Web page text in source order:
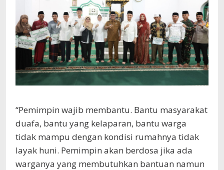
“Pemimpin wajib membantu. Bantu masyarakat
duafa, bantu yang kelaparan, bantu warga
tidak mampu dengan kondisi rumahnya tidak
layak huni. Pemimpin akan berdosa jika ada
warganya yang membutuhkan bantuan namun